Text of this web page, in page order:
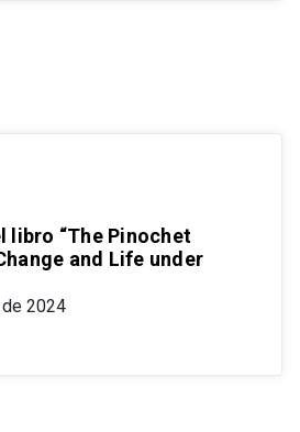
libro “The Pinochet
and Life under
2024